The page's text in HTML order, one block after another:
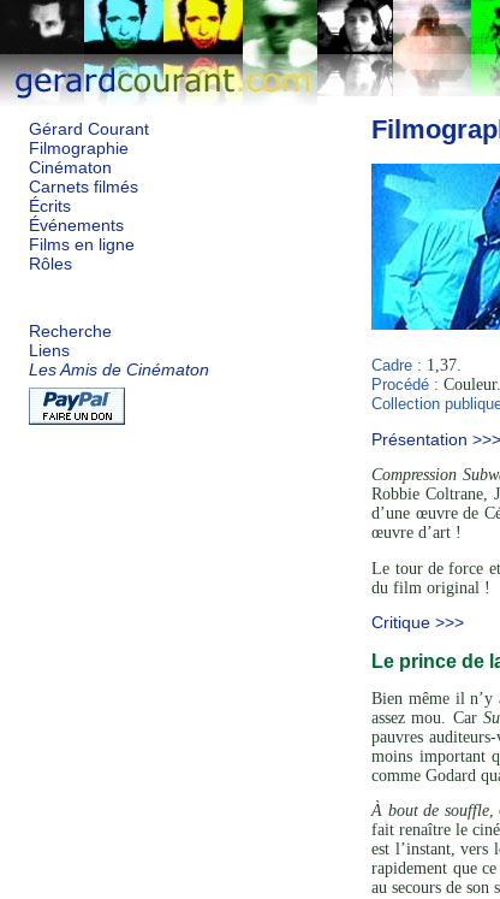
Gérard Courant
Filmographie
Cinématon
Carnets filmés
Écrits
Événements
Films en ligne
Rôles
Recherche
Liens
Les Amis de Cinématon
Cadre : 1,37.
Procédé : Couleur.
Collection
Présentation >>>
Compression
Robbie Coltrane,
d’une œuvre de
œuvre d’art !
Le tour de force
du film original !
Critique >>>
Le prince de
Bien même il n’y
assez mou. Car
pauvres
moins important
comme Godard
À bout de souffle,
fait renaître le
est l’instant, vers
rapidement que
au secours de son